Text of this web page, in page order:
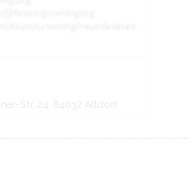
Str. 24, 84032 Altdorf